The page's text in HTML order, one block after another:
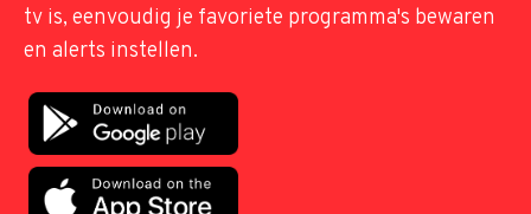
tv is, eenvoudig je favoriete programma's bewaren
en alerts instellen.